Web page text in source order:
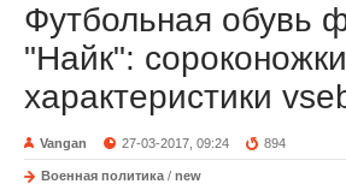
Футбольная обувь
"Найк":
характеристики
Vangan 27-03-2017, 09:24 894
Военная политика / new